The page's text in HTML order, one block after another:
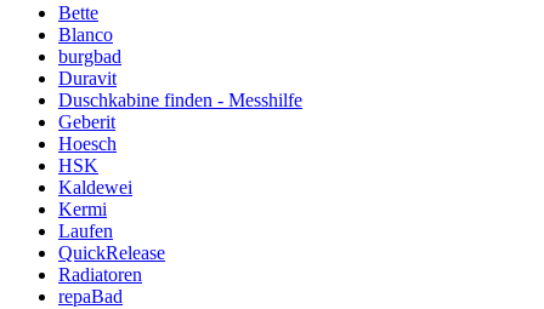
Bette
Blanco
burgbad
Duravit
Duschkabine finden - Messhilfe
Geberit
Hoesch
HSK
Kaldewei
Kermi
Laufen
QuickRelease
Radiatoren
repaBad